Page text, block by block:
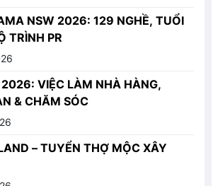
NSW 2026: 129 NGHỀ, TUỔI
TRÌNH PR
VIỆC LÀM NHÀ HÀNG,
& CHĂM SÓC
– TUYỂN THỢ MỘC XÂY